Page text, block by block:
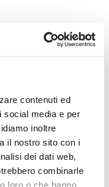
contenuti ed
social media e per
inoltre
il nostro sito con i
dei dati web,
combinarle
loro o che hanno
- Ufficio
18%
GORIZIA E